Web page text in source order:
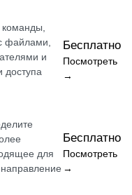
команды,
файлами,
и
доступа
Бесплатно
Посмотреть
→
для
Бесплатно
Посмотреть
→